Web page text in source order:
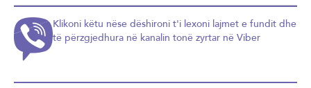
Klikoni këtu nëse dëshironi t'i lexoni lajmet e fundit dhe
të përzgjedhura në kanalin tonë zyrtar në Viber